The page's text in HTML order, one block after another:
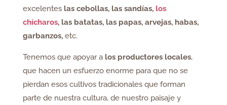
excelentes las cebollas, las sandías, los
chícharos, las batatas, las papas, arvejas, habas,
garbanzos,etc.
Tenemos que apoyar a los productores locales,
que hacen un esfuerzo enorme para que no se
pierdan esos cultivos tradicionales que forman
parte de nuestra cultura, de nuestro paisaje y